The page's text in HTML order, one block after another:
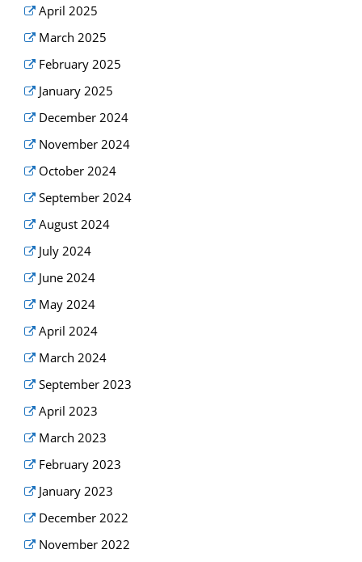
April 2025
March 2025
February 2025
January 2025
December 2024
November 2024
October 2024
September 2024
August 2024
July 2024
June 2024
May 2024
April 2024
March 2024
September 2023
April 2023
March 2023
February 2023
January 2023
December 2022
November 2022